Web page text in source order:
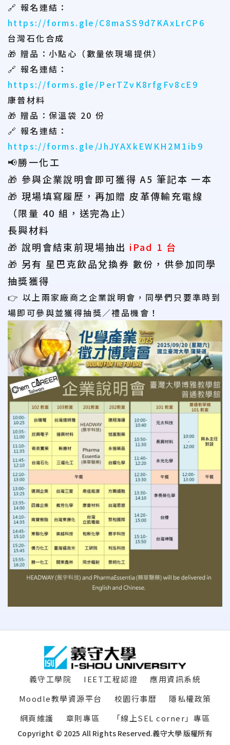
🔗 報名連結：
https://forms.gle/C8maSS9d7KAxLrCP6
台灣石化合成
🎁 贈品：小點心（數量依現場提供）
🔗 報名連結：
https://forms.gle/PerTZvK8rfgFv8cE9
康普材料
🎁 贈品：保溫袋 20 份
🔗 報名連結：
https://forms.gle/JhJYAXkEWKH2M1ib9
📢勝一化工
🎁 參與企業說明會即可獲得 A5 筆記本 一本
🎁 現場填寫履歷，再加贈 皮革傳輸充電線
（限量 40 組，送完為止）
長興材料
🎁 說明會結束前現場抽出 iPad 1 台
🎁 另有 星巴克飲品兌換券 數份，供參加同學
抽獎獲得
👉 以上兩家廠商之企業說明會，同學們只要準時到
場即可參與並獲得抽獎／禮品機會！
Copyright © 2025 All Rights Reserved.義守大學 版權所有
義守工學院 IEET工程認證
應用資訊系統
Moodle教學資源平台
校園行事曆
隱私權政策
網頁維護
章則專區 「線上SEL corner」專區